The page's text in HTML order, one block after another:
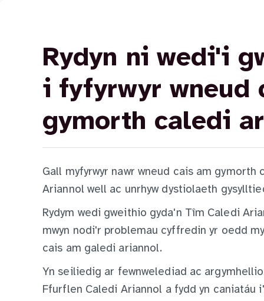
Rydyn ni wedi'i
i fyfyrwyr wneud
gymorth caledi
Gall myfyrwyr nawr wneud cais am
Ariannol well ac unrhyw dystiolaeth
Rydym wedi gweithio gyda'n Tîm Caledi
mwyn nodi'r problemau cyffredin yr oedd
cais am galedi ariannol.
Yn seiliedig ar fewnwelediad ac
Ffurflen Caledi Ariannol a fydd yn caniatáu